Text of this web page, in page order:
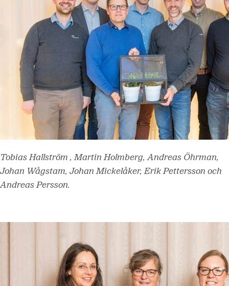
Tobias Hallström , Martin Holmberg, Andreas Öhrman,
Johan Wågstam, Johan Mickelåker, Erik Pettersson och
Andreas Persson.